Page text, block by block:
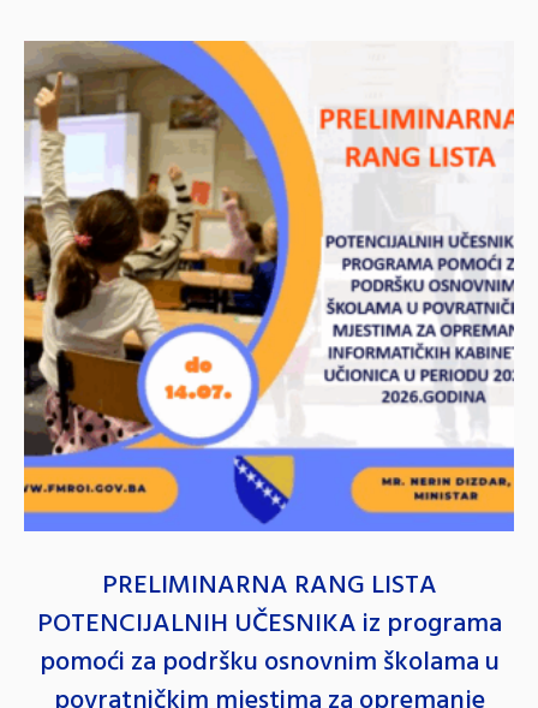
PRELIMINARNA RANG LISTA
POTENCIJALNIH UČESNIKA iz programa
pomoći za podršku osnovnim školama u